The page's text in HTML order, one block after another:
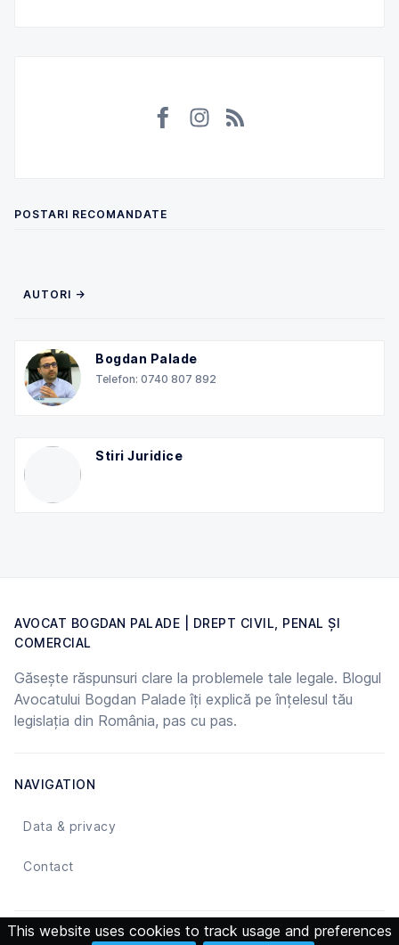
This website uses cookies to track usage and preferences
POSTARI RECOMANDATE
AUTORI →
Bogdan Palade
Telefon: 0740 807 892
Stiri Juridice
AVOCAT BOGDAN PALADE | DREPT CIVIL, PENAL ȘI
COMERCIAL
Găsește răspunsuri clare la problemele tale legale. Blogul
Avocatului Bogdan Palade îți explică pe înțelesul tău
legislația din România, pas cu pas.
NAVIGATION
Data & privacy
Contact
© 2026 Avocat Bogdan Palade | Drept Civil, Penal și Comercial -